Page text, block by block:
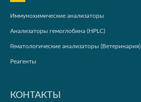
Иммунохимические анализаторы
Анализаторы гемоглобина (HPLC)
Гематологические анализаторы (Ветеринария)
Реагенты
КОНТАКТЫ